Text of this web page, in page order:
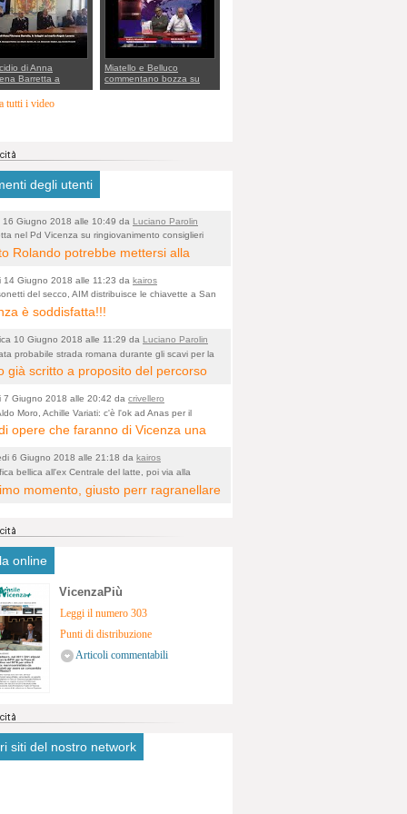
della cabina di
al Mef
di Anna
Barretta a
le indagini dei
di Vicenza sul
Miatello e Belluco
commentano bozza su
ristori BPVi e Veneto
tutti i video
degli utenti
16 Giugno 2018 alle 10:49 da Luciano Parolin
nel Pd Vicenza su ringiovanimento consiglieri
Gianni Rolando: "non mi dimetto". Angelo
Rolando potrebbe mettersi alla
alle Maddalene, con tanti Auguri di
Vicentine, magari deviando il
14 Giugno 2018 alle 11:23 da kairos
del secco, AIM distribuisce le chiavette a San
è soddisfatta!!!
10 Giugno 2018 alle 11:29 da Luciano Parolin
probabile strada romana durante gli scavi per la
dell'Albera. Un nuovo stop?
già scritto a proposito del percorso
La zona è sicuramente ricca
religiose, con insediamenti
vedi l'acquedotto romano di
Spero, che risorgive della Seriola,
danni.
7 Giugno 2018 alle 20:42 da crivellero
Moro, Achille Variati: c'è l'ok ad Anas per il
della tangenziale
opere che faranno di Vicenza una
dal rumore dal traffico e smog
in 6 vie cittadine. complimenti
6 Giugno 2018 alle 21:18 da kairos
bellica all'ex Centrale del latte, poi via alla
momento, giusto perr ragranellare
online
VicenzaPiù
Leggi il numero 303
Punti di distribuzione
Articoli commentabili
siti del nostro network